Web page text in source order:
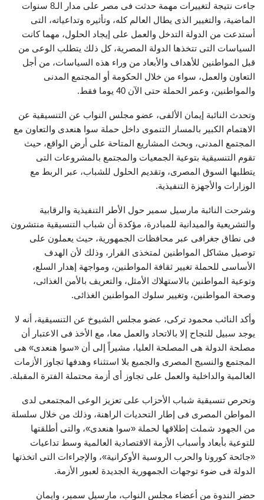
جاءت نتيجة لتغييرات مهمة حدثت فى مصر على مدار الـ8 سنوات
الماضية، والتغيير الذى يطال العالم كله، وتأثيره وتداعياته، التى
أستدعت من الدولة التدخل والعمل على إيجاد الحلول، مهما كانت
السياسات التى تتخذها الدولة المصرية، كل ذلك يتطلب الوعى من
قبل المواطنين للأهداف والأبعاد من وراء هذه السياسات، من أجل
التعاون والعمل، سواء من خلال الحكومة أو المجتمع المدنى
والمواطنين، وعمر الحملة حتى الآن 40 يوما فقط.
وتحدث النائبة إيمان الألفى، عضو مجلس النواب عن التنسيقية عن
الاهتمام الكبير بالمسار التنموى داخل حملة سوا هنعدى والتعاون مع
المجتمع المدنى، وبحث المشاريع المتاحة على أرض الواقع، حيث
تقوم التنسيقية بتوعية الجمعيات والمجتمع بالمشروعات التى
يتطلبها السوق المصرى، وتقديم الحلول للشباب، عبر الربط مع
الوزارات والأجهزة التنفيذية.
وشرحت النائبة مارسيل سمير حول الأطر التنفيذية والرقابية
والتشريعية والميدانية للمبادرة، مؤكدة أن شباب التنسيقية منتشرون
فى نطاق جغرافى عبر محافظات الجمهورية، حيث يعملون على
توصيل مشاكل المواطنين لمتخذى القرار، وذلك لأن الهدف
الأساسى للحملة تغيير ثقافة المواطنين، ومواجهة إهدار السلع،
وتوعية المواطنين بالاستهلاك الأمثل، والتعريف بالأمن الغذائى،
وصحة المواطنين، وتغيير سلوك المواطنين الغذائى.
وأكد النائب محمود تركى، عضو مجلس الشيوخ عن التنسيقية، أنه لا
يوجد سبيل للنجاح إلا بالاتحاد والعمل معا، مع الأخذ فى الاعتبار أن
مصلحة الدولة هى المصلحة العليا، مشيراً إلى أن «سوا هنعدى» هى
المجتمع والنسيج المصرى والجميع بلا استثناء وهدفها تجاوز الأزمات
العالمية والداخلية والعمل على تجاوز أى أزمة محتملة الفترة المقبلة.
وتحرص تنسيقية شباب الأحزاب على تعزيز الوعى المجتمعى لدى
المواطن المصرى فى إطار التحديات الراهنة، وذلك من خلال سلسلة
من الجهود شملت إطلاقها لحملة «سوا هنعدى»، والتى أطلقتها
للتوعية بأبعاد وأسباب الأزمة الاقتصادية العالمية وسط تداعيات
«جائحة كورونا والحرب الروسية الأوكرانية»، والإجراءات التى اتخذتها
الدولة فى ضوء توجهات الجمهورية الجديدة لعبور الأزمة.
حضر الندوة من أعضاء مجلس النواب، مارسيل سمير، وايمان